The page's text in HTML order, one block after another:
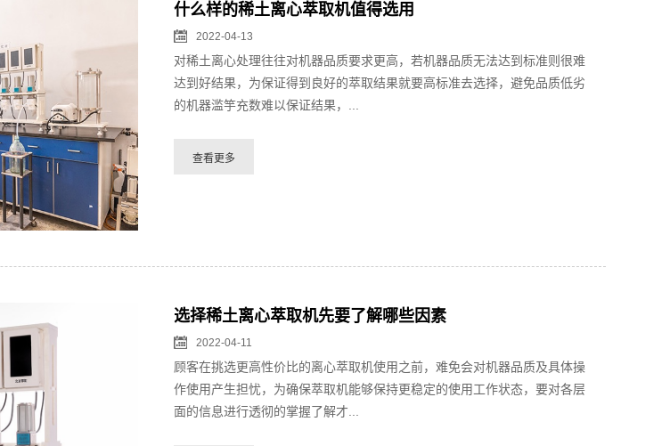
什么样的稀土离心萃取机值得选用
2022-04-13
对稀土离心处理往往对机器品质要求更高，若机器品质无法达到标准则很难
达到好结果，为保证得到良好的萃取结果就要高标准去选择，避免品质低劣
的机器滥竽充数难以保证结果，...
选择稀土离心萃取机先要了解哪些因素
2022-04-11
顾客在挑选更高性价比的离心萃取机使用之前，难免会对机器品质及具体操
作使用产生担忧，为确保萃取机能够保持更稳定的使用工作状态，要对各层
面的信息进行透彻的掌握了解才...